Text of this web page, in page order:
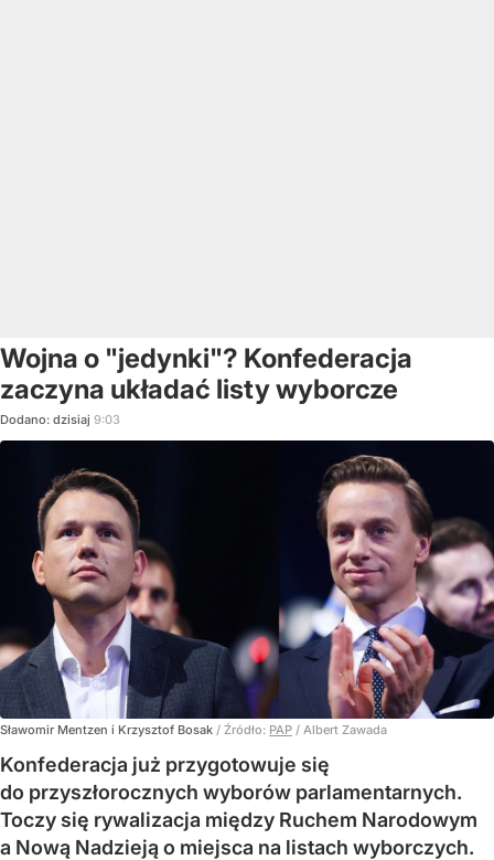
Wojna o "jedynki"? Konfederacja
zaczyna układać listy wyborcze
Dodano: dzisiaj 9:03
Sławomir Mentzen i Krzysztof Bosak / Źródło: PAP / Albert Zawada
Konfederacja już przygotowuje się
do przyszłorocznych wyborów parlamentarnych.
Toczy się rywalizacja między Ruchem Narodowym
a Nową Nadzieją o miejsca na listach wyborczych.